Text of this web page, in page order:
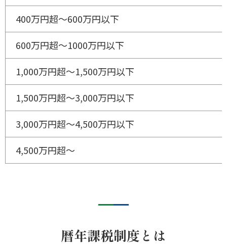
400万円超～600万円以下
600万円超～1000万円以下
1,000万円超～1,500万円以下
1,500万円超～3,000万円以下
3,000万円超～4,500万円以下
4,500万円超～
暦年課税制度とは